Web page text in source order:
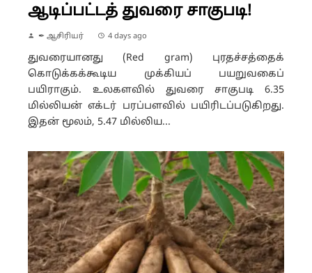
ஆடிப்பட்டத் துவரை சாகுபடி!
✒ ஆசிரியர் 4 days ago
துவரையானது (Red gram) புரதச்சத்தைக்
கொடுக்கக்கூடிய முக்கியப் பயறுவகைப்
பயிராகும். உலகளவில் துவரை சாகுபடி 6.35
மில்லியன் எக்டர் பரப்பளவில் பயிரிடப்படுகிறது.
இதன் மூலம், 5.47 மில்லிய...